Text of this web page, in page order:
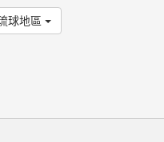
球地區